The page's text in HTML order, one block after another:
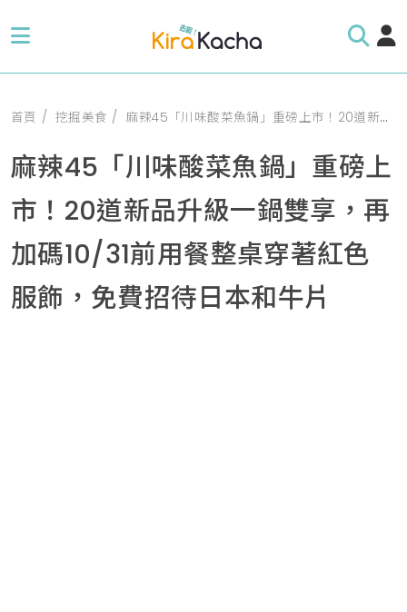
首頁 挖掘美食 麻辣45「川味酸菜魚鍋」重磅上市！20道新品升級一鍋雙享，再加碼10/31前用餐整桌穿著紅色服飾，免費招待日本和牛片
麻辣45「川味酸菜魚鍋」重磅上
市！20道新品升級一鍋雙享，再
加碼10/31前用餐整桌穿著紅色
服飾，免費招待日本和牛片